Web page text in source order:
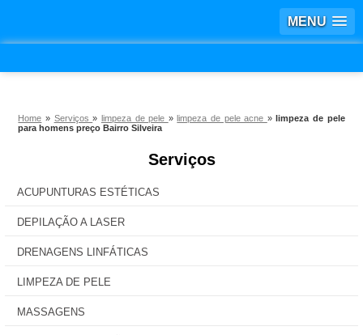
MENU
Home » Serviços» limpeza de pele »limpeza de pele acne »limpeza de pele
para homens preço Bairro Silveira
Serviços
ACUPUNTURAS ESTÉTICAS
DEPILAÇÃO A LASER
DRENAGENS LINFÁTICAS
LIMPEZA DE PELE
MASSAGENS